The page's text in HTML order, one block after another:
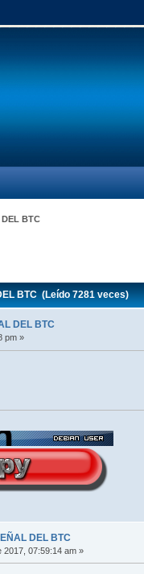
DEL BTC
BTC (Leído 7281 veces)
DEL BTC
pm »
DEL BTC
2017, 07:59:14 am »